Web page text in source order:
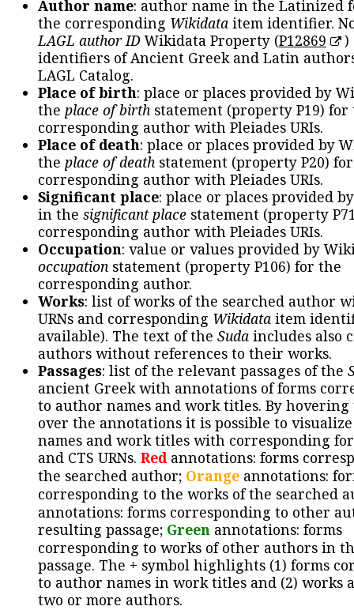
Author name: author name in the Latinized
the corresponding Wikidata item identifier.
LAGL author IDWikidata Property (P12869
)
identifiers of Ancient Greek and Latin
LAGL Catalog.
Place of birth: place or places provided by
the place of birth statement (property P19) for
corresponding author with Pleiades URIs.
Place of death: place or places provided by
the place of death statement (property P20)
corresponding author with Pleiades URIs.
Significant place: place or places provided
in the significant place statement (property
corresponding author with Pleiades URIs.
Occupation: value or values provided by
occupation statement (property P106) for the
corresponding author.
Works: list of works of the searched author
URNs and corresponding Wikidata item
available). The text of the Suda includes also
authors without references to their works.
Passages: list of the relevant passages of the
ancient Greek with annotations of forms
to author names and work titles. By hovering
over the annotations it is possible to
names and work titles with corresponding
and CTS URNs. Redannotations: forms
the searched author; Orange annotations:
corresponding to the works of the searched
annotations: forms corresponding to other
resulting passage; Green annotations: forms
corresponding to works of other authors in
passage. The + symbol highlights (1) forms
to author names in work titles and (2) works
two or more authors.